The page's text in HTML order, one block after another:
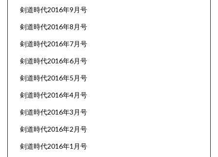
剣道時代2016年9月号
剣道時代2016年8月号
剣道時代2016年7月号
剣道時代2016年6月号
剣道時代2016年5月号
剣道時代2016年4月号
剣道時代2016年3月号
剣道時代2016年2月号
剣道時代2016年1月号